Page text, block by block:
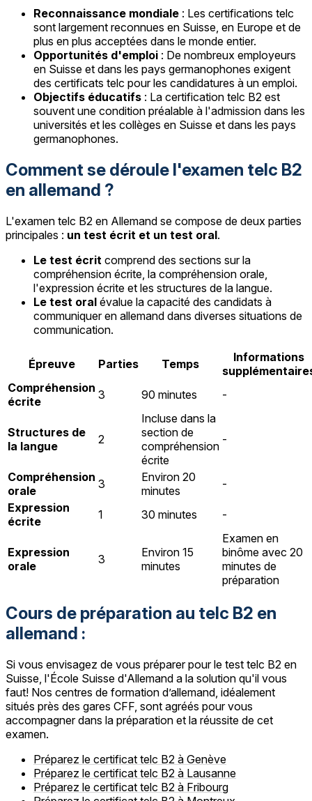
Reconnaissance mondiale : Les certifications telc
sont largement reconnues en Suisse, en Europe et de
plus en plus acceptées dans le monde entier.
Opportunités d'emploi : De nombreux employeurs
en Suisse et dans les pays germanophones exigent
des certificats telc pour les candidatures à un emploi.
Objectifs éducatifs : La certification telc B2 est
souvent une condition préalable à l'admission dans les
universités et les collèges en Suisse et dans les pays
germanophones.
Comment se déroule l'examen telc B2
en allemand ?
L'examen telc B2 en Allemand se compose de deux parties
principales : un test écrit et un test oral.
Le test écrit comprend des sections sur la
compréhension écrite, la compréhension orale,
l'expression écrite et les structures de la langue.
Le test oral évalue la capacité des candidats à
communiquer en allemand dans diverses situations de
communication.
Épreuve Parties Temps
Informations
Compréhension
écrite
3 90 minutes -
Structures de
la langue
2
Incluse dans la
section de
compréhension
écrite
-
Compréhension
orale
3
Environ 20
minutes
-
Expression
écrite
1 30 minutes -
Expression
orale
3
Environ 15
minutes
Examen en
binôme avec 20
minutes de
préparation
Cours de préparation au telc B2 en
allemand :
Si vous envisagez de vous préparer pour le test telc B2 en
Suisse, l'École Suisse d'Allemand a la solution qu'il vous
faut! Nos centres de formation d’allemand, idéalement
situés près des gares CFF, sont agréés pour vous
accompagner dans la préparation et la réussite de cet
examen.
Préparez le certificat telc B2 à Genève
Préparez le certificat telc B2 à Lausanne
Préparez le certificat telc B2 à Fribourg